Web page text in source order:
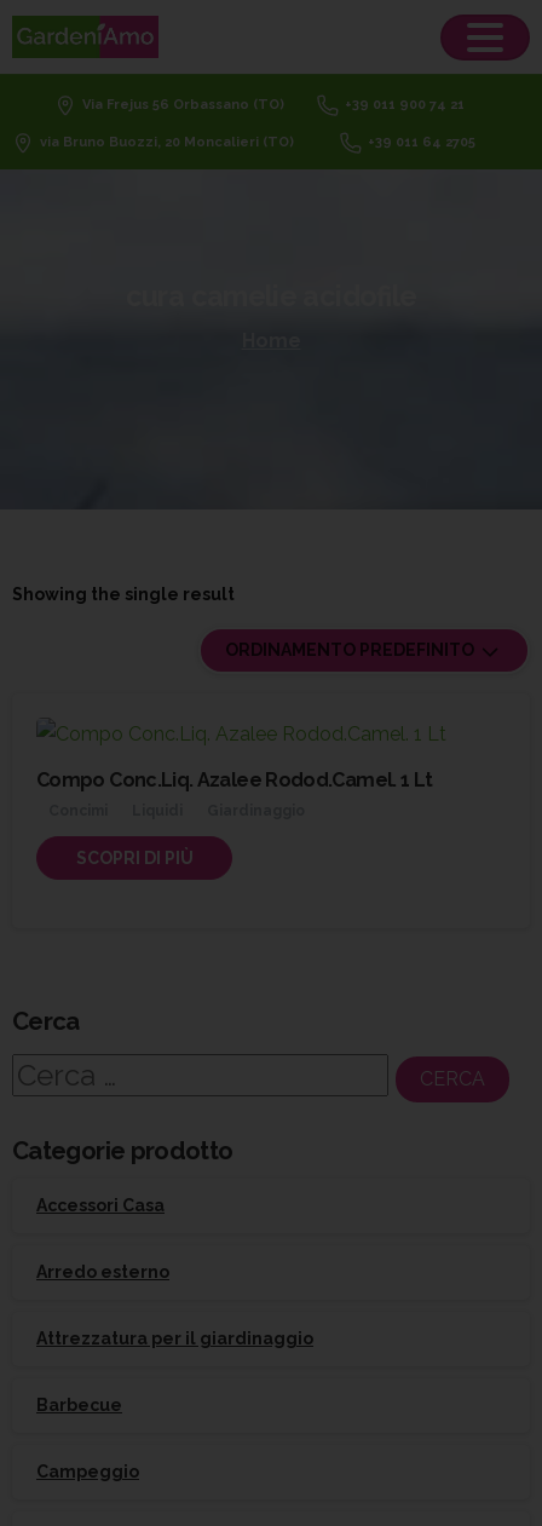
Via Frejus 56 Orbassano (TO) +39 011 900 74 21
via Bruno Buozzi, 20 Moncalieri (TO) +39 011 64 2705
Showing the single result
ORDINAMENTO PREDEFINITO
Compo Conc.Liq. Azalee Rodod.Camel. 1 Lt
SCOPRI DI PIÙ
Cerca
Ricerca
Categorie prodotto
Accessori Casa
Arredo esterno
Attrezzatura per il giardinaggio
Barbecue
Campeggio